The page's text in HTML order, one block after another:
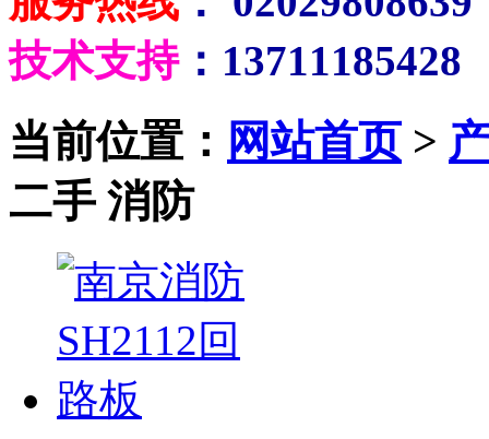
技术支持：13711185428
当前位置： 网站首页>
二手 消防